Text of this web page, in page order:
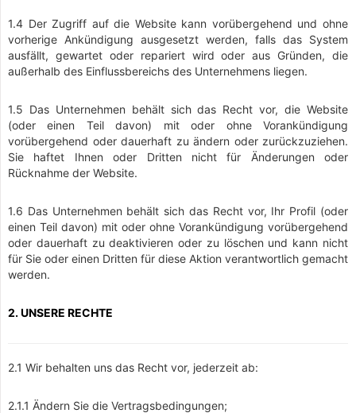
1.4 Der Zugriff auf die Website kann vorübergehend und ohne
vorherige Ankündigung ausgesetzt werden, falls das System
ausfällt, gewartet oder repariert wird oder aus Gründen, die
außerhalb des Einflussbereichs des Unternehmens liegen.
1.5 Das Unternehmen behält sich das Recht vor, die Website
(oder einen Teil davon) mit oder ohne Vorankündigung
vorübergehend oder dauerhaft zu ändern oder zurückzuziehen.
Sie haftet Ihnen oder Dritten nicht für Änderungen oder
Rücknahme der Website.
1.6 Das Unternehmen behält sich das Recht vor, Ihr Profil (oder
einen Teil davon) mit oder ohne Vorankündigung vorübergehend
oder dauerhaft zu deaktivieren oder zu löschen und kann nicht
für Sie oder einen Dritten für diese Aktion verantwortlich gemacht
werden.
2. UNSERE RECHTE
2.1 Wir behalten uns das Recht vor, jederzeit ab:
2.1.1 Ändern Sie die Vertragsbedingungen;